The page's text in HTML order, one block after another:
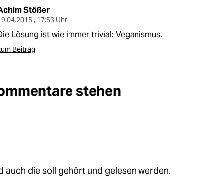
Stößer
, 17:53 Uhr
Lösung ist wie immer trivial: Veganismus.
Beitrag
stehen
auch die soll gehört und gelesen werden.